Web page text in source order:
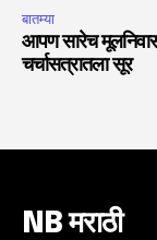
बातम्या
आपण सारेच
चर्चासत्रातला सूर
NB मराठी